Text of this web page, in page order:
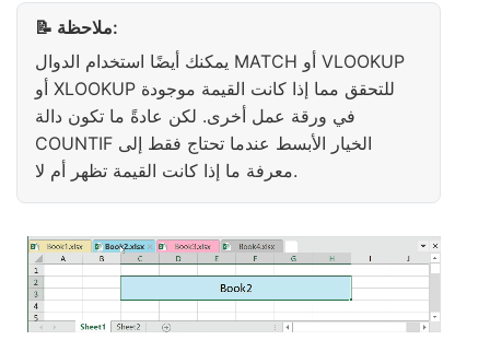
📝 ملاحظة:
يمكنك أيضًا استخدام الدوال MATCH أو VLOOKUP
أو XLOOKUP للتحقق مما إذا كانت القيمة موجودة
في ورقة عمل أخرى. لكن عادةً ما تكون دالة
COUNTIF الخيار الأبسط عندما تحتاج فقط إلى
معرفة ما إذا كانت القيمة تظهر أم لا.